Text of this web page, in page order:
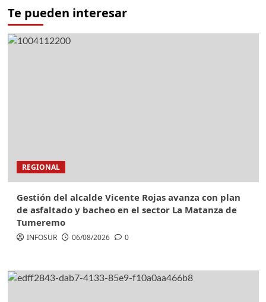
Te pueden interesar
REGIONAL
Gestión del alcalde Vicente Rojas avanza con plan
de asfaltado y bacheo en el sector La Matanza de
Tumeremo
INFOSUR 06/08/2026 0